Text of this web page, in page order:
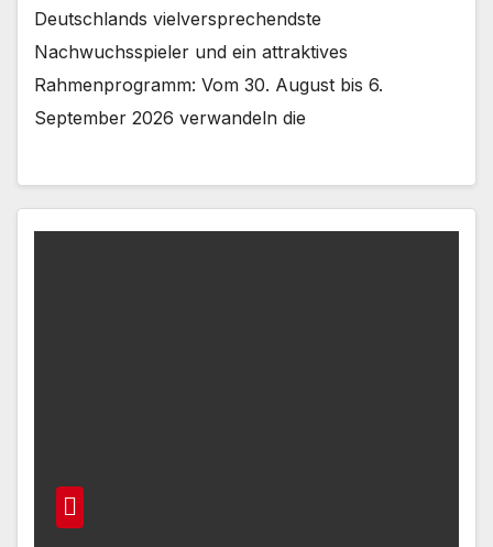
Deutschlands vielversprechendste
Nachwuchsspieler und ein attraktives
Rahmenprogramm: Vom 30. August bis 6.
September 2026 verwandeln die